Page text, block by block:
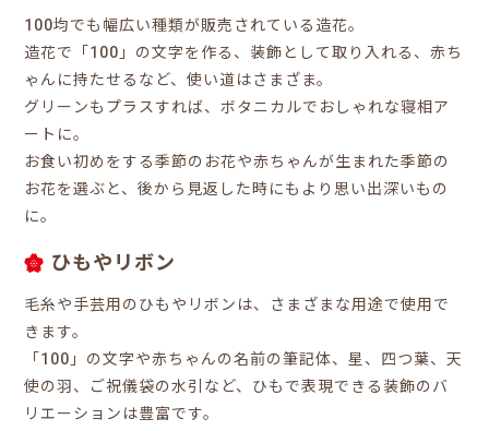
100均でも幅広い種類が販売されている造花。
造花で「100」の文字を作る、装飾として取り入れる、赤ち
ゃんに持たせるなど、使い道はさまざま。
グリーンもプラスすれば、ボタニカルでおしゃれな寝相ア
ートに。
お食い初めをする季節のお花や赤ちゃんが生まれた季節の
お花を選ぶと、後から見返した時にもより思い出深いもの
に。
ひもやリボン
毛糸や手芸用のひもやリボンは、さまざまな用途で使用で
きます。
「100」の文字や赤ちゃんの名前の筆記体、星、四つ葉、天
使の羽、ご祝儀袋の水引など、ひもで表現できる装飾のバ
リエーションは豊富です。